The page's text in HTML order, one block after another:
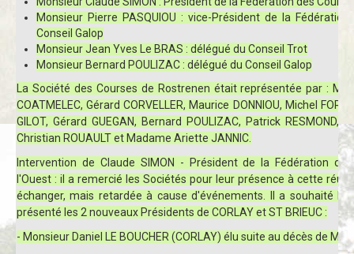
Monsieur Pierre PASQUIOU : vice-Président de la
Conseil Galop
Monsieur Jean Yves Le BRAS : délégué du Conseil Trot
Monsieur Bernard POULIZAC : délégué du Conseil Galop
La Société des Courses de Rostrenen était représentée par :
COATMELEC, Gérard CORVELLER, Maurice DONNIOU, Michel
GILOT, Gérard GUEGAN, Bernard POULIZAC, Patrick RESMOND,
Christian ROUAULT et Madame Ariette JANNIC.
Intervention de Claude SIMON - Président de la Fédération
l'Ouest : il a remercié les Sociétés pour leur présence à cette
échanger, mais retardée à cause d'événements. Il a souhaité la
présenté les 2 nouveaux Présidents de CORLAY et ST BRIEUC :
- Monsieur Daniel LE BOUCHER (CORLAY) élu suite au décès de